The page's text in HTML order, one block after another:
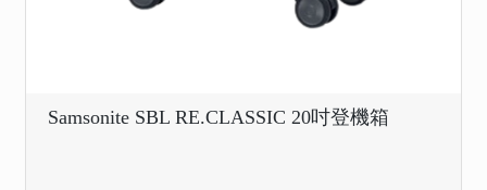
Samsonite SBL RE.CLASSIC 20吋登機箱